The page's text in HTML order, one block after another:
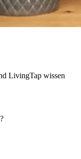
LivingTap wissen